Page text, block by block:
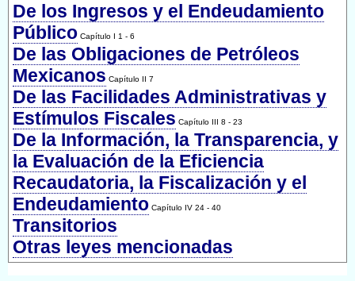
De los Ingresos y el Endeudamiento
Público Capítulo I 1 - 6
De las Obligaciones de Petróleos
Mexicanos Capítulo II 7
De las Facilidades Administrativas y
Estímulos Fiscales Capítulo III 8 - 23
De la Información, la Transparencia, y
la Evaluación de la Eficiencia
Recaudatoria, la Fiscalización y el
Endeudamiento Capítulo IV 24 - 40
Transitorios
Otras leyes mencionadas